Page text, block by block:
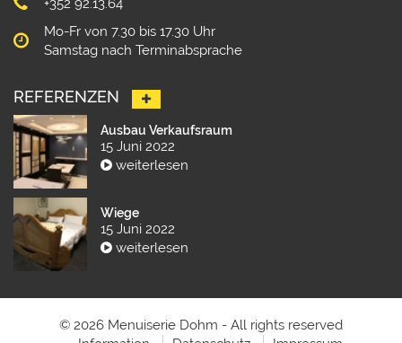
+352 92.13.64
Mo-Fr von 7.30 bis 17.30 Uhr
Samstag nach Terminabsprache
REFERENZEN
Ausbau Verkaufsraum
15 Juni 2022
weiterlesen
Wiege
15 Juni 2022
weiterlesen
© 2026 Menuiserie Dohm - All rights reserved